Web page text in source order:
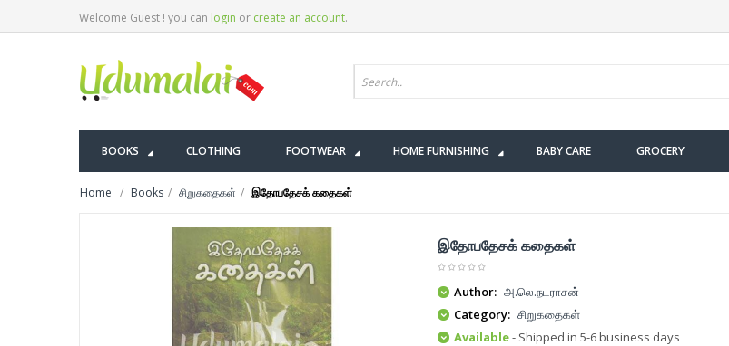
Welcome Guest ! you can login or create an account.
BOOKS CLOTHING FOOTWEAR HOME FURNISHING BABY CARE GROCERY
Home Books சிறுகதைகள் இதோபதேசக் கதைகள்
இதோபதேசக் கதைகள்
Author: அ.லெ.நடராசன்
Category: சிறுகதைகள்
Available- Shipped in 5-6 business days